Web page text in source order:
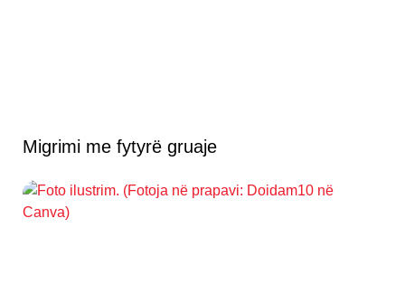
Migrimi me fytyrë gruaje